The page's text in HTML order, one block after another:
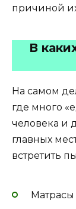
причиной
В
На самом
где много
человека и
главных
встретить